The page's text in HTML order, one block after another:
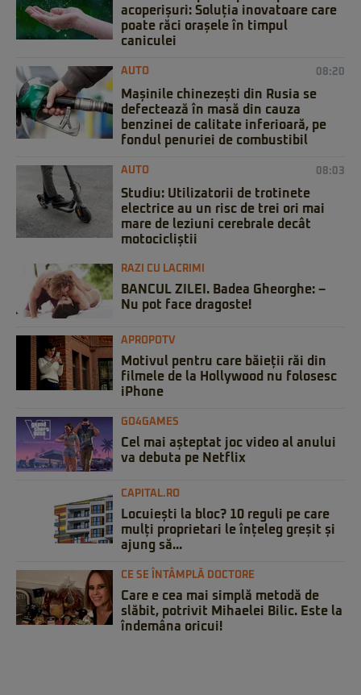
acoperișuri: Soluția inovatoare care
poate răci orașele în timpul
caniculei
AUTO 08:20
Mașinile chinezești din Rusia se
defectează în masă din cauza
benzinei de calitate inferioară, pe
fondul penuriei de combustibil
AUTO 08:03
Studiu: Utilizatorii de trotinete
electrice au un risc de trei ori mai
mare de leziuni cerebrale decât
motocicliștii
RAZI CU LACRIMI
BANCUL ZILEI. Badea Gheorghe: –
Nu pot face dragoste!
APROPOTV
Motivul pentru care băieții răi din
filmele de la Hollywood nu folosesc
iPhone
GO4GAMES
Cel mai așteptat joc video al anului
va debuta pe Netflix
CAPITAL.RO
Locuiești la bloc? 10 reguli pe care
mulți proprietari le înțeleg greșit și
ajung să...
CE SE ÎNTÂMPLĂ DOCTORE
Care e cea mai simplă metodă de
slăbit, potrivit Mihaelei Bilic. Este la
îndemâna oricui!